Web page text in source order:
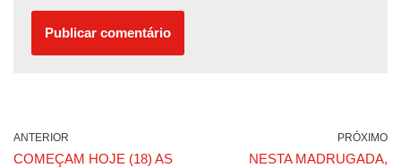
ANTERIOR
COMEÇAM HOJE (18) AS
PRÓXIMO
NESTA MADRUGADA,